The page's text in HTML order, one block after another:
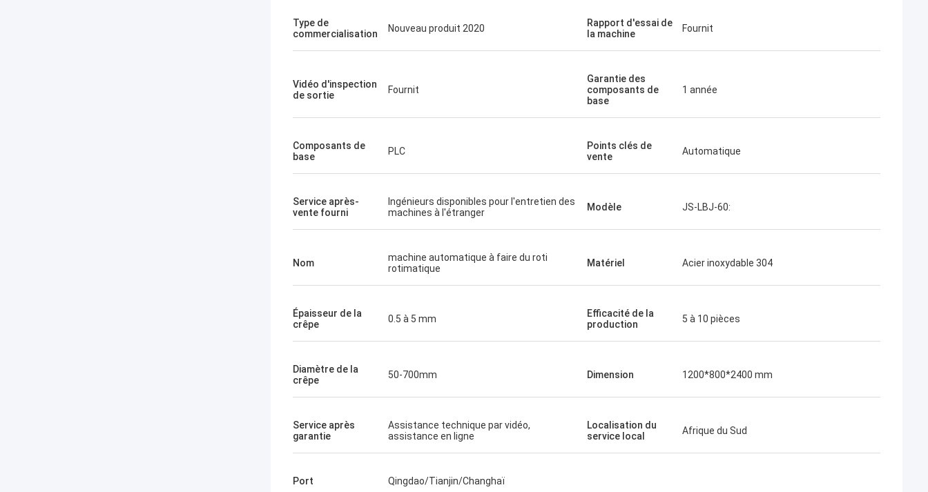
Type de
commercialisation
Nouveau produit 2020
Rapport d'essai de
la machine
Fournit
Vidéo d'inspection
de sortie
Fournit
Garantie des
composants de
base
1 année
Composants de
base
PLC
Points clés de
vente
Automatique
Service après-
vente fourni
Ingénieurs disponibles pour l'entretien des
machines à l'étranger
Modèle JS-LBJ-60:
Nom
machine automatique à faire du roti
rotimatique
Matériel Acier inoxydable 304
Épaisseur de la
crêpe
0.5 à 5 mm
Efficacité de la
production
5 à 10 pièces
Diamètre de la
crêpe
50-700mm Dimension 1200*800*2400 mm
Service après
garantie
Assistance technique par vidéo,
assistance en ligne
Localisation du
service local
Afrique du Sud
Port Qingdao/Tianjin/Changhaï